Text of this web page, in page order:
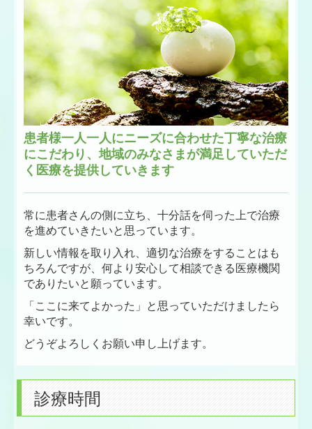
患者様一人一人にニーズに合わせた丁寧な治療
にこだわり、地域のみなさまが満足していただ
く医療を提供していきます
常に患者さんの側に立ち、十分話を伺った上で治療
を進めていきたいと思っています。
新しい情報を取り入れ、適切な治療をすることはも
ちろんですが、何より安心して相談できる医療機関
でありたいと願っています。
「ここに来てよかった」と思っていただけましたら
幸いです。
どうぞよろしくお願い申し上げます。
診療時間